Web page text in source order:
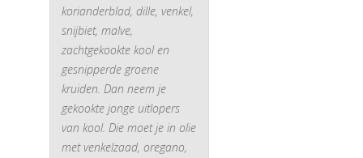
korianderblad, dille, venkel,
snijbiet, malve,
zachtgekookte kool en
gesnipperde groene
kruiden. Dan neem je
gekookte jonge uitlopers
van kool. Die moet je in olie
met venkelzaad, oregano,